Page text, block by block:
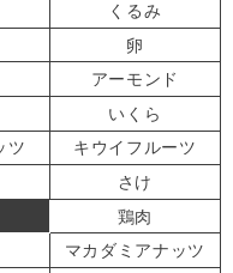
くるみ
卵
アーモンド
いくら
ツ
キウイフルーツ
さけ
鶏肉
マカダミアナッツ